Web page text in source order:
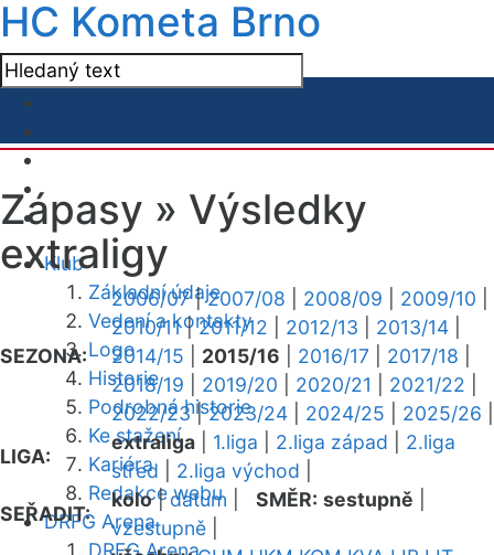
HC Kometa Brno
Klub
Základní údaje
Vedení a kontakty
Logo
Historie
Podrobná historie
Ke stažení
Kariéra
Redakce webu
DRFG Arena
DRFG Arena
Zápasy » Výsledky
extraligy
SEZONA:
2006/07|2007/08 2008/09 2009/10
2010/11|2011/12 2012/13 2013/14
2014/15
2015/16 2016/17 2017/18
2018/19
2019/20 2020/21 2021/22
2022/23|2023/24 2024/25 2025/26
LIGA:
extraliga 1.liga 2.liga západ
2.liga
střed
2.liga východ
SEŘADIT:
kolo|datum SMĚR: sestupně
vzestupně